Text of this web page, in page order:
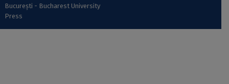
București - Bucharest University
Press